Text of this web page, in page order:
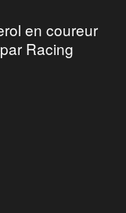
en coureur
Racing